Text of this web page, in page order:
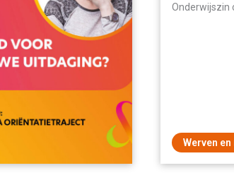
Onderwijszin
Werven